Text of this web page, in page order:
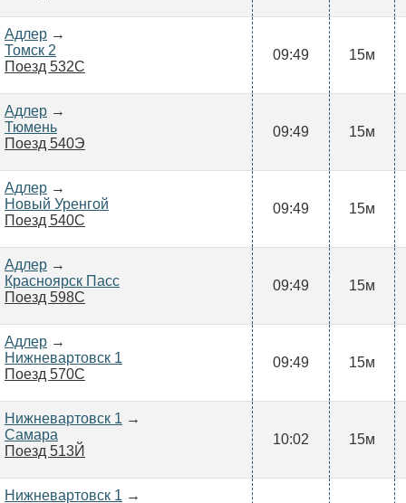
Адлер →
Томск 2
Поезд 532С
09:49 15м
Адлер →
Тюмень
Поезд 540Э
09:49 15м
Адлер →
Новый Уренгой
Поезд 540С
09:49 15м
Адлер →
Красноярск Пасс
Поезд 598С
09:49 15м
Адлер →
Нижневартовск 1
Поезд 570С
09:49 15м
Нижневартовск 1 →
Самара
Поезд 513Й
10:02 15м
Нижневартовск 1 →